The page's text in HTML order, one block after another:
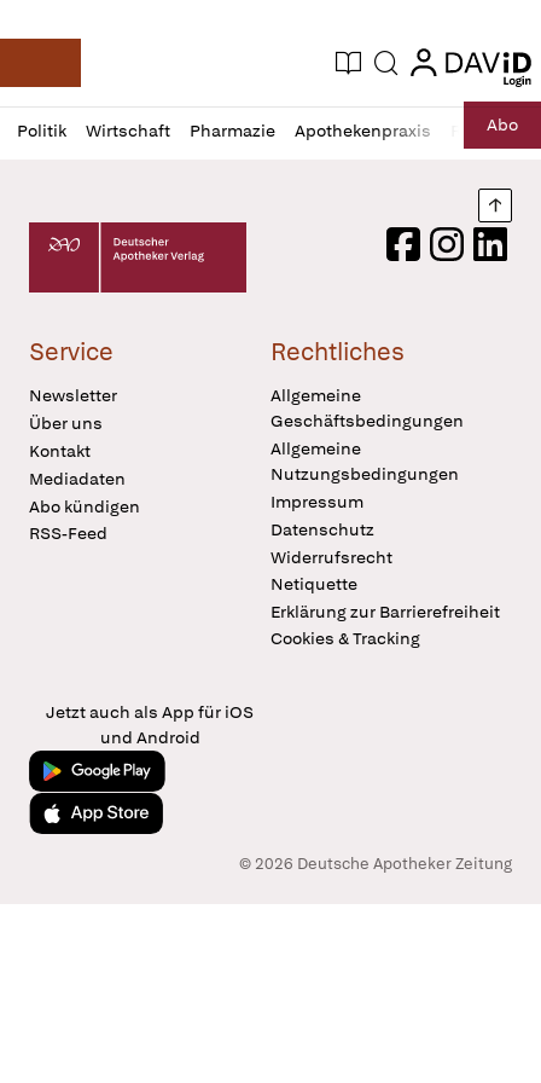
Deutsche Apotheker Zeitung
Aktuelle Ausgabe
Suche login
login
Politik Wirtschaft Pharmazie Apothekenpraxis RechtAbo
Profil
öffnen
Daz
Pur
Deutscher Apotheker Verlag Logo
FacebookInstagram
Service
Newsletter
Über uns
Kontakt
Mediadaten
Abo kündigen
RSS-Feed
Rechtliches
Allgemeine
Geschäftsbedingungen
Allgemeine
Nutzungsbedingungen
Impressum
Datenschutz
Widerrufsrecht
Netiquette
Erklärung zur Barrierefreiheit
Cookies & Tracking
Jetzt auch als App für iOS
und Android
Jetzt bei Google Play
Laden im App Store
© 2026 Deutsche Apotheker Zeitung